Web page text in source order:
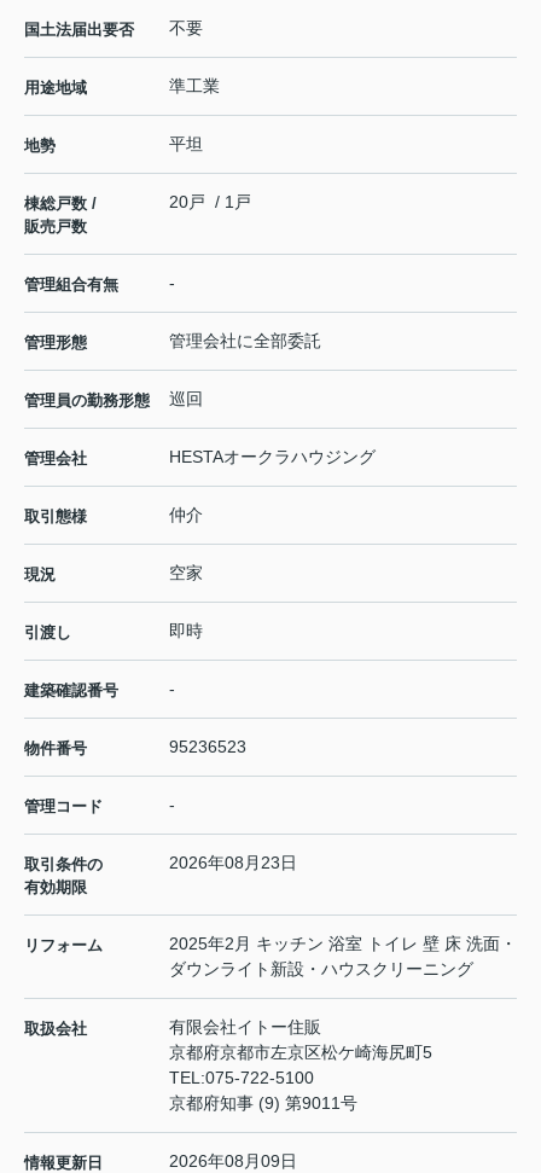
国土法届出要否 不要
用途地域 準工業
地勢 平坦
棟総戸数 /
販売戸数
20戸 / 1戸
管理組合有無 -
管理形態 管理会社に全部委託
管理員の勤務形態 巡回
管理会社 HESTAオークラハウジング
取引態様 仲介
現況 空家
引渡し 即時
建築確認番号 -
物件番号 95236523
管理コード -
取引条件の
有効期限
2026年08月23日
リフォーム
2025年2月 キッチン 浴室 トイレ 壁 床 洗面・
ダウンライト新設・ハウスクリーニング
取扱会社
有限会社イトー住販
京都府京都市左京区松ケ崎海尻町5
TEL:075-722-5100
京都府知事 (9) 第9011号
情報更新日 2026年08月09日